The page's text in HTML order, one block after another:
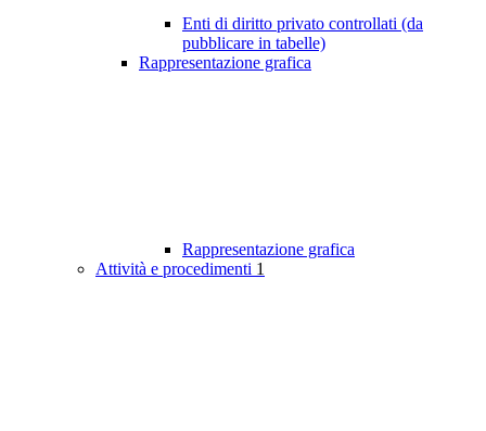
Enti di diritto privato controllati (da
pubblicare in tabelle)
Rappresentazione grafica
Rappresentazione grafica
Attività e procedimenti 1